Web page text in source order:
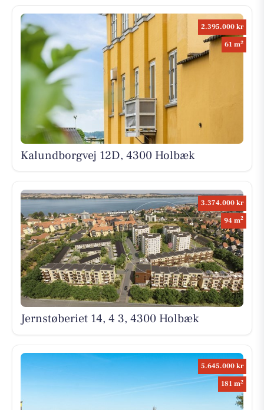
2.395.000 kr
61 m2
Kalundborgvej 12D, 4300 Holbæk
3.374.000 kr
94 m2
Jernstøberiet 14, 4 3, 4300 Holbæk
5.645.000 kr
181 m2